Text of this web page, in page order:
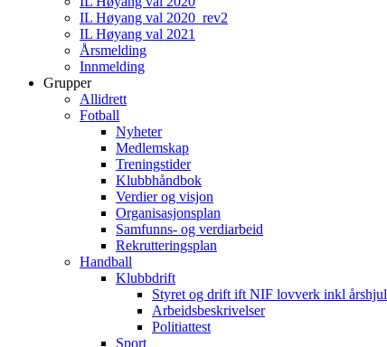
IL Høyang val 2020_rev2
IL Høyang val 2021
Årsmelding
Innmelding
Grupper
Allidrett
Fotball
Nyheter
Medlemskap
Treningstider
Klubbhåndbok
Verdier og visjon
Organisasjonsplan
Samfunns- og verdiarbeid
Rekrutteringsplan
Handball
Klubbdrift
Styret og drift ift NIF lovverk inkl årshjul
Arbeidsbeskrivelser
Politiattest
Sport